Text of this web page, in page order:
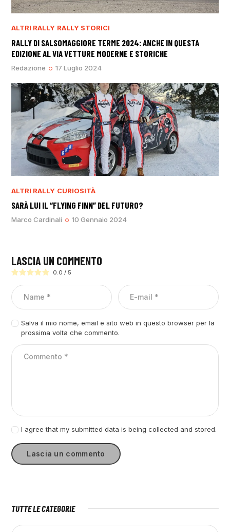
ALTRI RALLY RALLY STORICI
RALLY DI SALSOMAGGIORE TERME 2024: ANCHE IN QUESTA
EDIZIONE AL VIA VETTURE MODERNE E STORICHE
Redazione 17 Luglio 2024
ALTRI RALLY CURIOSITÀ
SARÀ LUI IL “FLYING FINN” DEL FUTURO?
Marco Cardinali 10 Gennaio 2024
LASCIA UN COMMENTO
0.0 / 5
Salva il mio nome, email e sito web in questo browser per la
prossima volta che commento.
I agree that my submitted data is being collected and stored.
TUTTE LE CATEGORIE